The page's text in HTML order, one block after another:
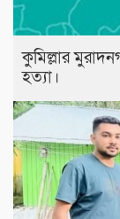
কুমিল্লার
হত্যা।